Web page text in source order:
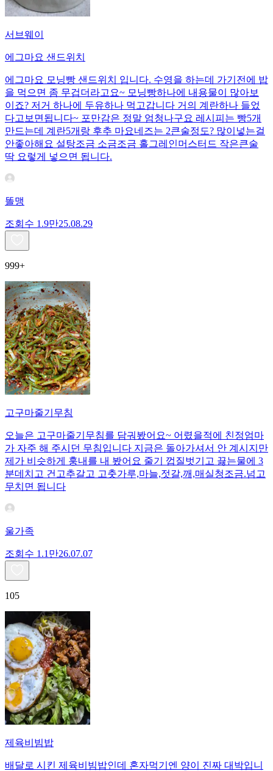
서브웨이
에그마요 샌드위치
에그마요 모닝빵 샌드위치 입니다. 수영을 하는데 가기전에 밥
을 먹으면 좀 무겁더라고요~ 모닝빵하나에 내용물이 많아보
이죠? 저거 하나에 두유하나 먹고갑니다 거의 계란하나 들었
다고보면됩니다~ 포만감은 정말 엄청나구요 레시피는 빵5개
만드는데 계란5개랑 후추 마요네즈는 2큰술정도? 많이넣는걸
안좋아해요 설탕조금 소금조금 홀그레인머스터드 작은큰술
딱 요렇게 넣으면 됩니다.
똘맹
조회수 1.9만25.08.29
999+
고구마줄기무침
오늘은 고구마줄기무침를 담궈봤어요~ 어렸을적에 친정엄마
가 자주 해 주시던 무침입니다 지금은 돌아가셔서 안 계시지만
제가 비슷하게 훙내를 내 봤어요 줄기 껍질벗기고 끓는물에 3
분데치고 건고추갈고 고춧가루,마늘,젓갈,깨,매실청조금.넘고
무치면 됩니다
울가족
조회수 1.1만26.07.07
105
제육비빔밥
배달로 시킨 제육비빔밥인데 혼자먹기엔 양이 진짜 대박입니